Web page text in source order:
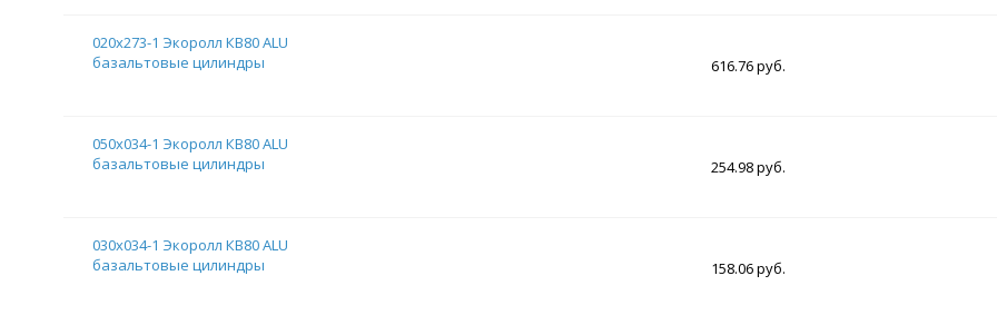
020х273-1 Экоролл КВ80 ALU
базальтовые цилиндры
616.76 руб.
050х034-1 Экоролл КВ80 ALU
базальтовые цилиндры
254.98 руб.
030х034-1 Экоролл КВ80 ALU
базальтовые цилиндры
158.06 руб.